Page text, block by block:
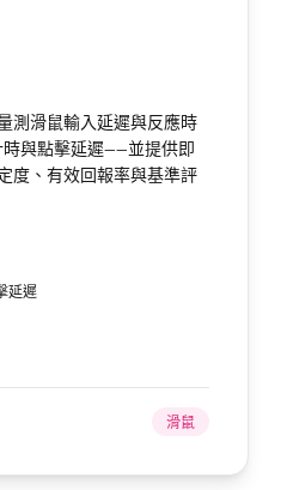
測滑鼠輸入延遲與反應時
與點擊延遲——並提供即
度、有效回報率與基準評
延遲
滑鼠